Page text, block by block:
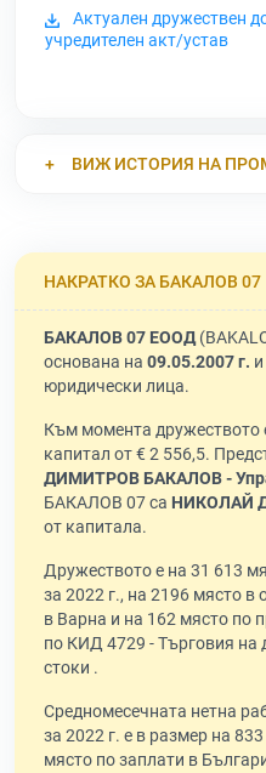
Актуален дружествен
учредителен акт/устав
ВИЖ ИСТОРИЯ НА
НАКРАТКО ЗА БАКАЛОВ 07
БАКАЛОВ 07 ЕООД
основана на 09.05.2007 г.
юридически лица.
Към момента дружеството
капитал от € 2 556,5.
ДИМИТРОВ БАКАЛОВ -
БАКАЛОВ 07 са НИКОЛАЙ
от капитала.
Дружеството е на 31 613
за 2022 г., на 2196 място в
в Варна и на 162 място по
по КИД 4729 - Търговия на
стоки .
Средномесечната нетна
за 2022 г. е в размер на
място по заплати в